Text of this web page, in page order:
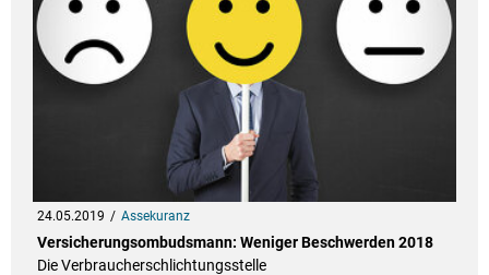
24.05.2019 Assekuranz
Versicherungsombudsmann: Weniger Beschwerden 2018
Die Verbraucherschlichtungsstelle